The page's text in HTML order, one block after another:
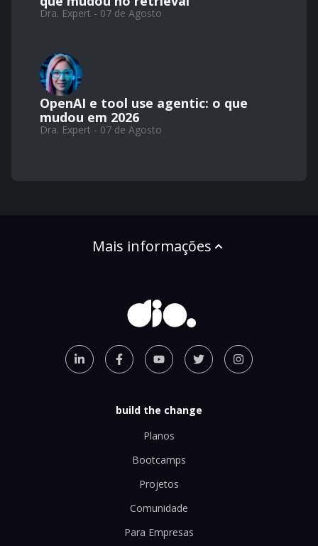
Dra. Expert - 07 de Agosto
OpenAI e tool use agentic: o que
mudou em 2026
Dra. Expert - 07 de Agosto
Mais informações
build the change
Planos
Bootcamps
Projetos
Comunidade
Para Empresas